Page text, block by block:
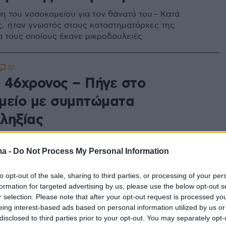
- Do Not Process My Personal Information
opt-out of the sale, sharing to third parties, or processing of your
for targeted advertising by us, please use the below opt-out
selection. Please note that after your opt-out request is processed
interest-based ads based on personal information utilized by us
to third parties prior to your opt-out. You may separately
του νοσοκομείου για τον θάνατό του – Κατά
ήταν γνωστός στους καταστηματάρχες της
τους οποίους έκανε μικροδουλειές
– Πήγε στο
με συμπτώματα
ο 46χρονος ήταν γνωστός στους
37
επ' αυτοφώρω διαρρήκτη που